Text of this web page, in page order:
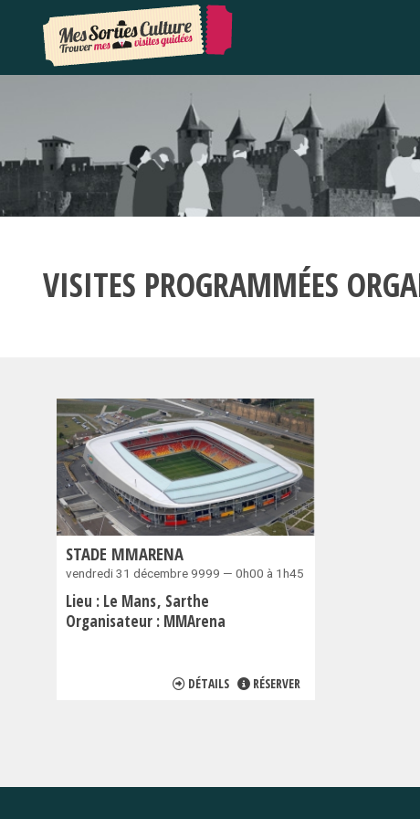
VISITES PROGRAMMÉES
STADE MMARENA
vendredi 31 décembre 9999 — 0h00 à 1h45
Lieu : Le Mans Sarthe
Organisateur : MMArena
DÉTAILS RÉSERVER